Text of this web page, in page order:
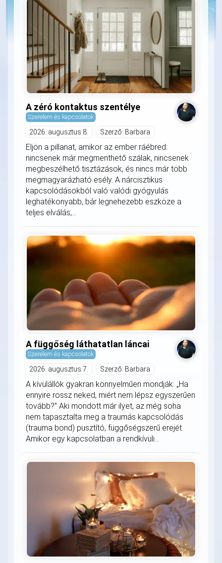
A zéró kontaktus szentélye
Szerelem és kapcsolatok
2026. augusztus 8. Szerző: Barbara
Eljön a pillanat, amikor az ember ráébred:
nincsenek már megmenthető szálak, nincsenek
megbeszélhető tisztázások, és nincs már több
megmagyarázható esély. A nárcisztikus
kapcsolódásokból való valódi gyógyulás
leghatékonyabb, bár legnehezebb eszköze a
teljes elválás,...
A függőség láthatatlan láncai
Szerelem és kapcsolatok
2026. augusztus 7. Szerző: Barbara
A kívülállók gyakran könnyelműen mondják: „Ha
ennyire rossz neked, miért nem lépsz egyszerűen
tovább?” Aki mondott már ilyet, az még soha
nem tapasztalta meg a traumás kapcsolódás
(trauma bond) pusztító, függőségszerű erejét.
Amikor egy kapcsolatban a rendkívüli...